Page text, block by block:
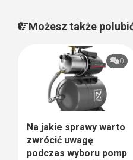
Możesz także
0
Na jakie sprawy warto
zwrócić uwagę
podczas wyboru pomp